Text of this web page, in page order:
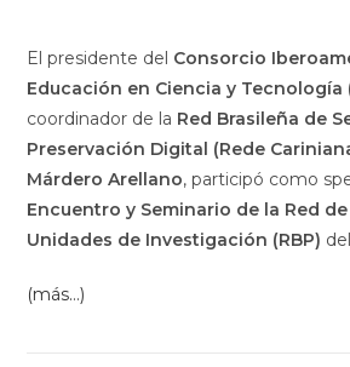
El presidente del Consorcio
Educación en Ciencia y Tecnología
coordinador de la Red Brasileña de
Preservación Digital (Rede
Márdero Arellano, participó como
Encuentro y Seminario de la Red
Unidades de Investigación (RBP)
(más…)